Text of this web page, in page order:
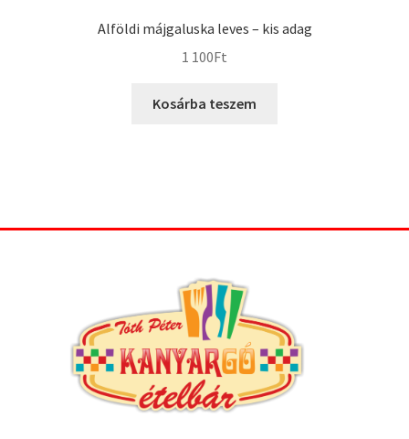
Alföldi májgaluska leves – kis adag
1 100Ft
Kosárba teszem